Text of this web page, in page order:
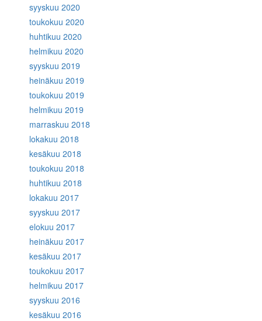
syyskuu 2020
toukokuu 2020
huhtikuu 2020
helmikuu 2020
syyskuu 2019
heinäkuu 2019
toukokuu 2019
helmikuu 2019
marraskuu 2018
lokakuu 2018
kesäkuu 2018
toukokuu 2018
huhtikuu 2018
lokakuu 2017
syyskuu 2017
elokuu 2017
heinäkuu 2017
kesäkuu 2017
toukokuu 2017
helmikuu 2017
syyskuu 2016
kesäkuu 2016